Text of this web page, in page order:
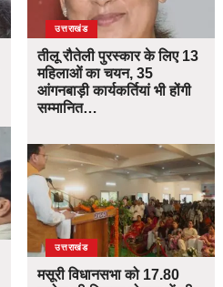
उत्तराखंड
तीलू रौतेली पुरस्कार के लिए 13
महिलाओं का चयन, 35
आंगनबाड़ी कार्यकर्तियां भी होंगी
सम्मानित…
उत्तराखंड
मसूरी विधानसभा को 17.80